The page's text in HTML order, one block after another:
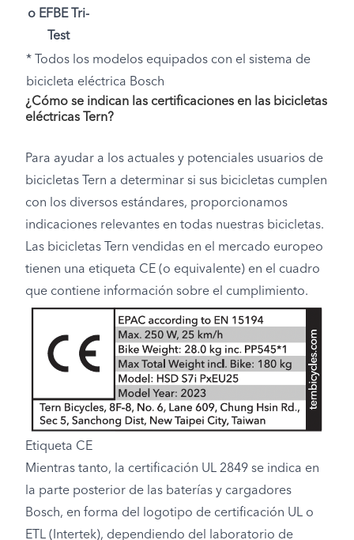
o EFBE Tri-
Test
* Todos los modelos equipados con el sistema de
bicicleta eléctrica Bosch
¿Cómo se indican las certificaciones en las bicicletas
eléctricas Tern?
Para ayudar a los actuales y potenciales usuarios de
bicicletas Tern a determinar si sus bicicletas cumplen
con los diversos estándares, proporcionamos
indicaciones relevantes en todas nuestras bicicletas.
Las bicicletas Tern vendidas en el mercado europeo
tienen una etiqueta CE (o equivalente) en el cuadro
que contiene información sobre el cumplimiento.
Etiqueta CE
Mientras tanto, la certificación UL 2849 se indica en
la parte posterior de las baterías y cargadores
Bosch, en forma del logotipo de certificación UL o
ETL (Intertek), dependiendo del laboratorio de